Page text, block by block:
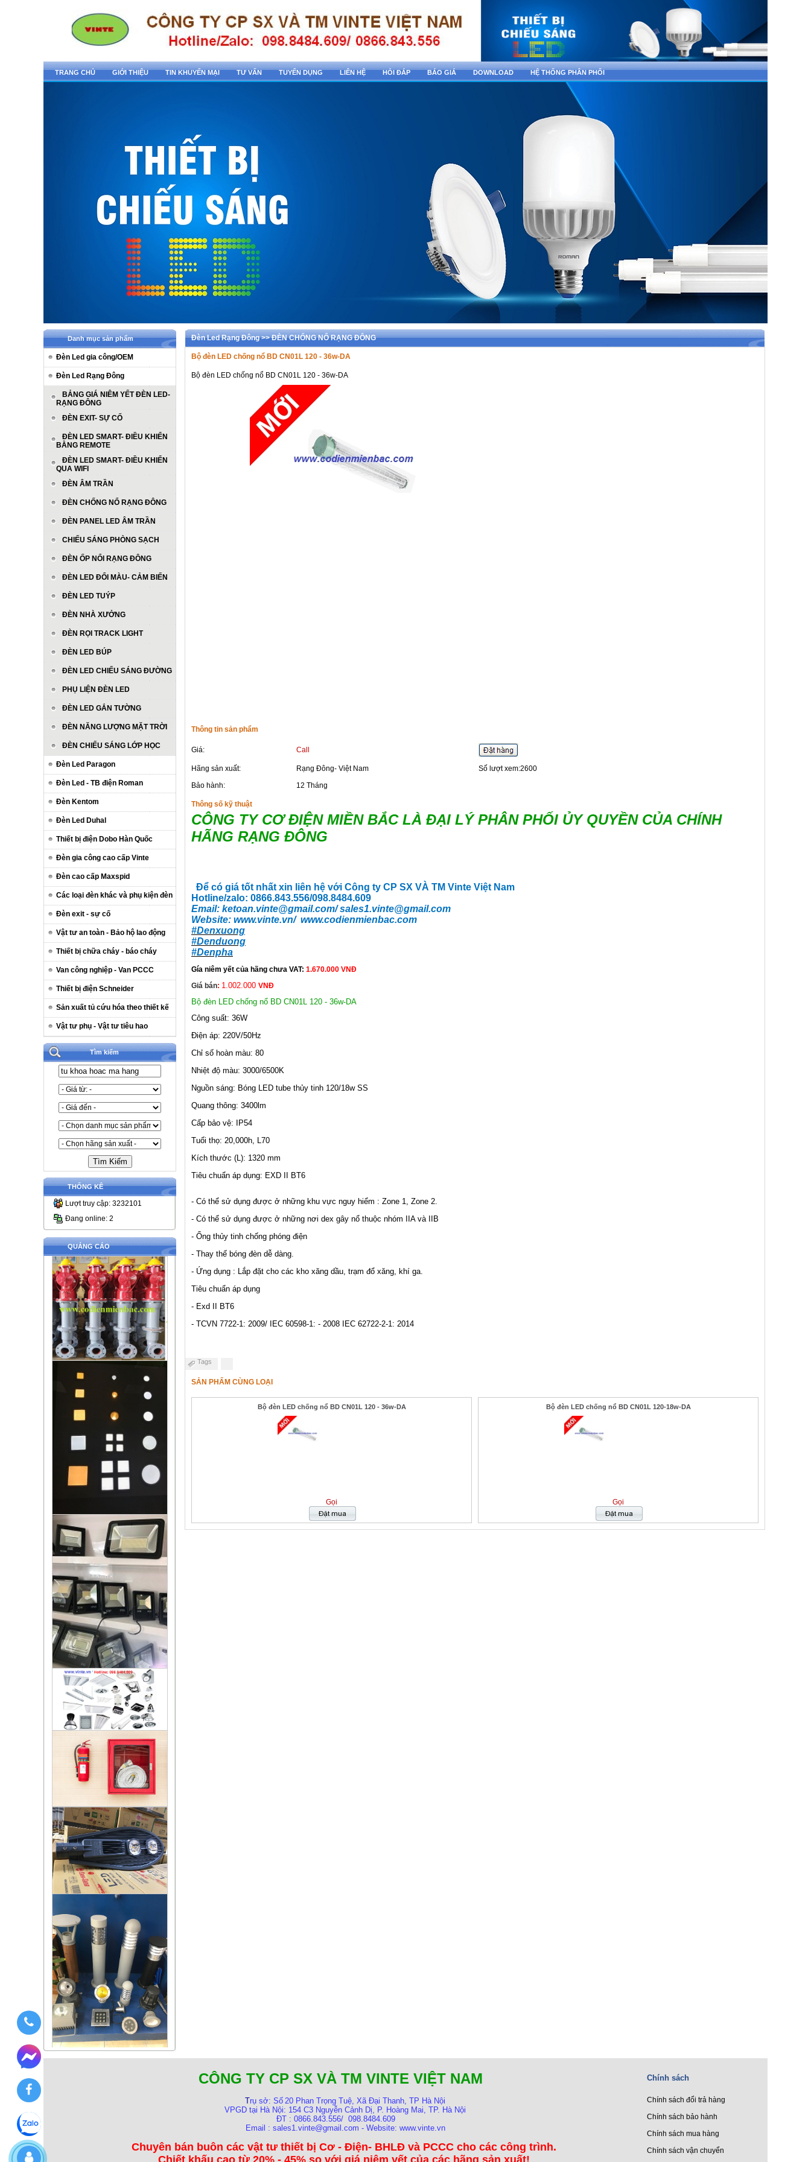
TRANG CHỦ GIỚI THIỆU TIN KHUYẾN MẠI TƯ VẤN TUYỂN DỤNG LIÊN HỆ HỎI ĐÁP BÁO GIÁ DOWNLOAD HỆ THỐNG PHÂN PHỐI
Danh mục sản phẩm
Đèn Led gia công/OEM
Đèn Led Rạng Đông
BẢNG GIÁ NIÊM YẾT ĐÈN LED-
RẠNG ĐÔNG
ĐÈN EXIT- SỰ CỐ
ĐÈN LED SMART- ĐIỀU KHIỂN
BẰNG REMOTE
ĐÈN LED SMART- ĐIỀU KHIỂN
QUA WIFI
ĐÈN ÂM TRẦN
ĐÈN CHỐNG NỔ RẠNG ĐÔNG
ĐÈN PANEL LED ÂM TRẦN
CHIẾU SÁNG PHÒNG SẠCH
ĐÈN ỐP NỔI RẠNG ĐÔNG
ĐÈN LED ĐỔI MÀU- CẢM BIẾN
ĐÈN LED TUÝP
ĐÈN NHÀ XƯỞNG
ĐÈN RỌI TRACK LIGHT
ĐÈN LED BÚP
ĐÈN LED CHIẾU SÁNG ĐƯỜNG
PHỤ LIỆN ĐÈN LED
ĐÈN LED GẮN TƯỜNG
ĐÈN NĂNG LƯỢNG MẶT TRỜI
ĐÈN CHIẾU SÁNG LỚP HỌC
Đèn Led Paragon
Đèn Led - TB điện Roman
Đèn Kentom
Đèn Led Duhal
Thiết bị điện Dobo Hàn Quốc
Đèn gia công cao cấp Vinte
Đèn cao cấp Maxspid
Các loại đèn khác và phụ kiện đèn
Đèn exit - sự cố
Vật tư an toàn - Bảo hộ lao động
Thiết bị chữa cháy - báo cháy
Van công nghiệp - Van PCCC
Thiết bị điện Schneider
Sản xuất tủ cứu hóa theo thiết kế
Vật tư phụ - Vật tư tiêu hao
Tìm kiếm
THỐNG KÊ
Lượt truy cập: 3232101
Đang online: 2
QUẢNG CÁO
Đèn Led Rạng Đông >> ĐÈN CHỐNG NỔ RẠNG ĐÔNG
Bộ đèn LED chống nổ BD CN01L 120 - 36w-DA
Bộ đèn LED chống nổ BD CN01L 120 - 36w-DA
Thông tin sản phẩm
Giá: Call
Hãng sản xuất: Rạng Đông- Việt Nam
Số lượt xem:2600
Bảo hành:
12 Tháng
Thông số kỹ thuật
CÔNG TY CƠ ĐIỆN MIỀN BẮC LÀ ĐẠI LÝ PHÂN PHỐI ỦY QUYỀN CỦA CHÍNH
HÃNG RẠNG ĐÔNG
Để có giá tốt nhất xin liên hệ với Công ty CP SX VÀ TM Vinte Việt Nam
Hotline/zalo: 0866.843.556/098.8484.609
Email: ketoan.vinte@gmail.com/sales1.vinte@gmail.com
Website: www.vinte.vn/ www.codienmienbac.com
#Denxuong
#Denduong
#Denpha
Gía niêm yết của hãng chưa VAT: 1.670.000 VNĐ
Giá bán: 1.002.000 VNĐ
Bộ đèn LED chống nổ BD CN01L 120 - 36w-DA
Công suất: 36W
Điện áp: 220V/50Hz
Chỉ số hoàn màu: 80
Nhiệt độ màu: 3000/6500K
Nguồn sáng: Bóng LED tube thủy tinh 120/18w SS
Quang thông: 3400lm
Cấp bảo vệ: IP54
Tuổi thọ: 20,000h, L70
Kích thước (L): 1320 mm
Tiêu chuẩn áp dụng: EXD II BT6
- Có thể sử dụng được ở những khu vực nguy hiểm : Zone 1, Zone 2.
- Có thể sử dụng được ở những nơi dex gây nổ thuộc nhóm IIA và IIB
- Ống thủy tinh chống phóng điện
- Thay thế bóng đèn dễ dàng.
- Ứng dụng : Lắp đặt cho các kho xăng dầu, trạm đổ xăng, khí ga.
Tiêu chuẩn áp dụng
- Exd II BT6
- TCVN 7722-1: 2009/ IEC 60598-1: - 2008 IEC 62722-2-1: 2014
Tags
SẢN PHẨM CÙNG LOẠI
Bộ đèn LED chống nổ BD CN01L 120 - 36w-DA
Gọi
Bộ đèn LED chống nổ BD CN01L 120-18w-DA
Gọi
CÔNG TY CP SX VÀ TM VINTE VIỆT NAM
Trụ sở: Số 20 Phan Trọng Tuệ, Xã Đại Thanh, TP Hà Nội
VPGD tại Hà Nội: 154 C3 Nguyễn Cảnh Dị, P. Hoàng Mai, TP. Hà Nội
ĐT : 0866.843.556/ 098.8484.609
Email : sales1.vinte@gmail.com - Website: www.vinte.vn
Chuyên bán buôn các vật tư thiết bị Cơ - Điện- BHLĐ và PCCC cho các công trình.
Chính sách
Chính sách đổi trả hàng
Chính sách bảo hành
Chính sách mua hàng
Chính sách vận chuyển